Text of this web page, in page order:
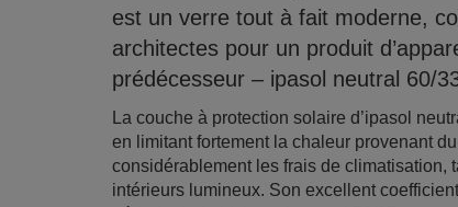
est un verre tout à fait moderne,
architectes pour un produit
prédécesseur – ipasol neutral 60/
La couche à protection solaire d’ipasol
en limitant fortement la chaleur provenant
considérablement les frais de climatisation,
intérieurs lumineux. Son excellent